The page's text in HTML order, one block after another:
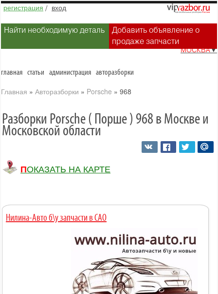
регистрация / вход
Найти необходимую деталь
Добавить объявление о
продаже запчасти
МОСКВА▼
главная статьи администрация авторазборки
Главная » Авторазборки » Porsche » 968
Разборки Porsche ( Порше ) 968 в Москве и
Московской области
ПОКАЗАТЬ НА КАРТЕ
Нилина-Авто б\у запчасти в САО